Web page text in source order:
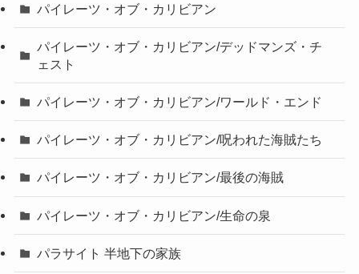
パイレーツ・オブ・カリビアン
パイレーツ・オブ・カリビアン/デッドマンズ・チ
ェスト
パイレーツ・オブ・カリビアン/ワールド・エンド
パイレーツ・オブ・カリビアン/呪われた海賊たち
パイレーツ・オブ・カリビアン/最後の海賊
パイレーツ・オブ・カリビアン/生命の泉
パラサイト 半地下の家族